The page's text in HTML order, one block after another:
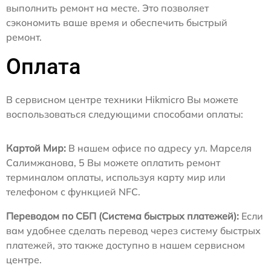
выполнить ремонт на месте. Это позволяет
сэкономить ваше время и обеспечить быстрый
ремонт.
Оплата
В сервисном центре техники Hikmicro Вы можете
воспользоваться следующими способами оплаты:
Картой Мир: В нашем офисе по адресу ул. Марселя
Салимжанова, 5 Вы можете оплатить ремонт
терминалом оплаты, используя карту мир или
телефоном с функцией NFC.
Переводом по СБП (Система быстрых платежей): Если
вам удобнее сделать перевод через систему быстрых
платежей, это также доступно в нашем сервисном
центре.